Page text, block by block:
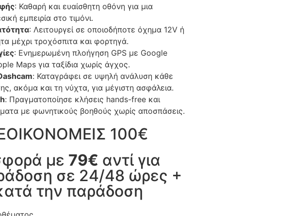
: Καθαρή και ευαίσθητη οθόνη για μια
εμπειρία στο τιμόνι.
: Λειτουργεί σε οποιοδήποτε όχημα 12V ή
μέχρι τροχόσπιτα και φορτηγά.
: Ενημερωμένη πλοήγηση GPS με Google
Maps για ταξίδια χωρίς άγχος.
: Καταγράφει σε υψηλή ανάλυση κάθε
ακόμα και τη νύχτα, για μέγιστη ασφάλεια.
: Πραγματοποίησε κλήσεις hands-free και
με φωνητικούς βοηθούς χωρίς αποσπάσεις.
100€
με 79€ αντί για
σε 24/48 ώρες +
την παράδοση